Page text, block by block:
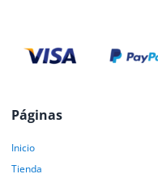
Páginas
Inicio
Tienda